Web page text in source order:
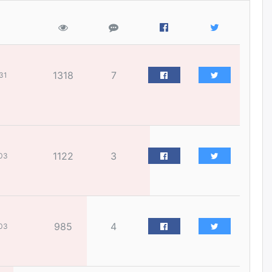
Дэлгүүрийн 32 хуудастай
өрийн дэвтэр долоо хоногт л
дүүрдэг
I ангийн цахим бүртгэл энэ
Х.Булгантуяа, үндэсний эв
1318 7
1122 3
985 4